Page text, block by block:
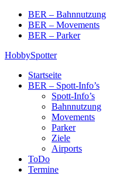
Skip
content
BER – Bahnnutzung
BER – Movements
BER – Parker
HobbySpotter
Startseite
BER – Spott-Info’s
Spott-Info’s
Bahnnutzung
Movements
Parker
Ziele
Airports
ToDo
Termine